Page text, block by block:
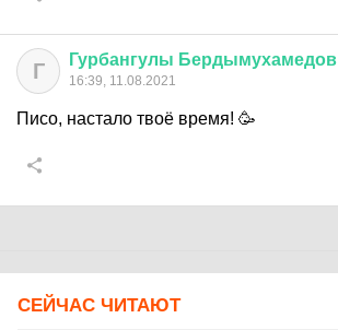
Г Гурбангулы Бердымухамедов
16:39, 11.08.2021
Писо, настало твоё время! 🥳
СЕЙЧАС ЧИТАЮТ